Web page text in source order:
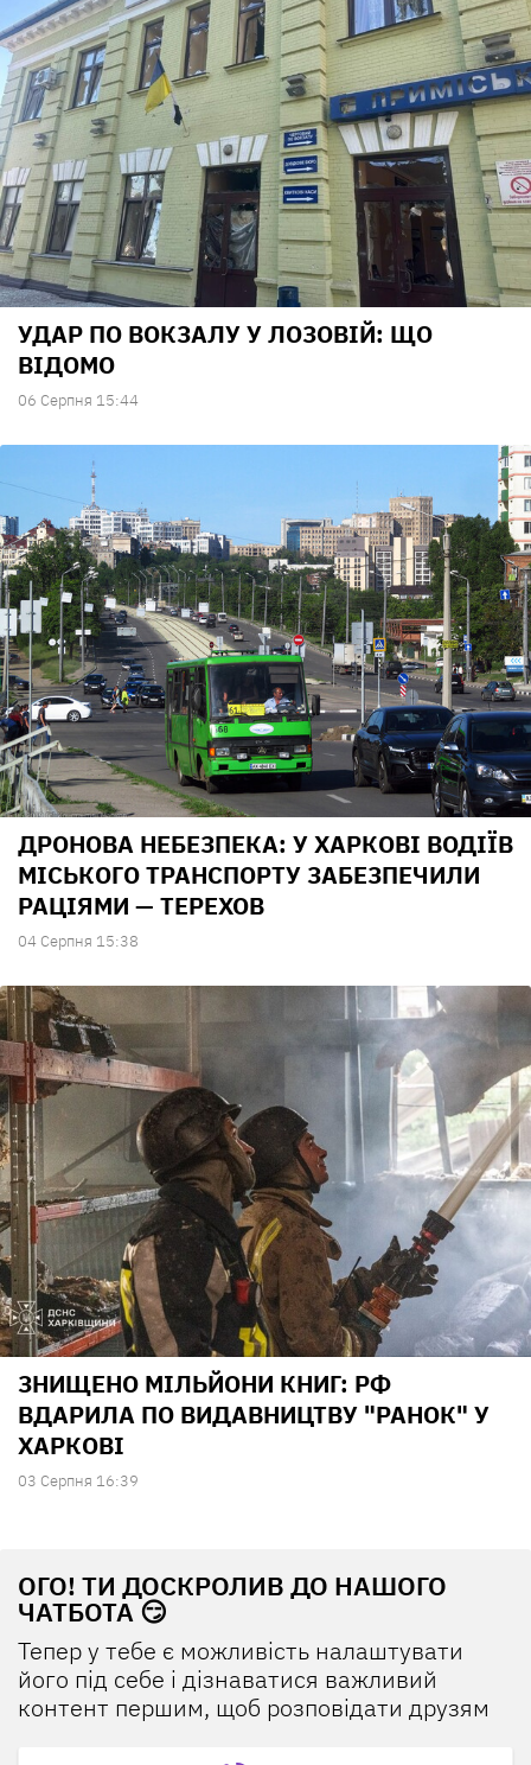
УДАР ПО ВОКЗАЛУ У ЛОЗОВІЙ: ЩО
ВІДОМО
06 Серпня 15:44
ДРОНОВА НЕБЕЗПЕКА: У ХАРКОВІ ВОДІЇВ
МІСЬКОГО ТРАНСПОРТУ ЗАБЕЗПЕЧИЛИ
РАЦІЯМИ — ТЕРЕХОВ
04 Серпня 15:38
ЗНИЩЕНО МІЛЬЙОНИ КНИГ: РФ
ВДАРИЛА ПО ВИДАВНИЦТВУ "РАНОК" У
ХАРКОВІ
03 Серпня 16:39
ОГО! ТИ ДОСКРОЛИВ ДО НАШОГО
ЧАТБОТА 😏
Тепер у тебе є можливість налаштувати
його під себе і дізнаватися важливий
контент першим, щоб розповідати друзям